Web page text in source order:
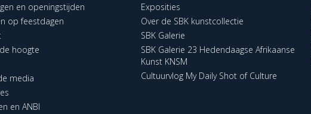
en openingstijden
op feestdagen
hoogte
media
en ANBI
Exposities
Over de SBK kunstcollectie
SBK Galerie
SBK Galerie 23 Hedendaagse Afrikaanse
Kunst KNSM
Cultuurvlog My Daily Shot of Culture